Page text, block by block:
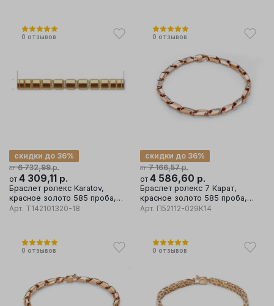
0 отзывов
от 6 732,99р.
скидки до 36%
от 4 309,11 р.
Браслет ролекс Karatov,
красное золото 585 проба,
вставка фианит
Арт. Т142101320-18
0 отзывов
от 7 166,57р.
скидки до 36%
от 4 586,60 р.
Браслет ролекс 7 Карат,
красное золото 585 проба,
вставка фианит
Арт. П52112-029К14
0 отзывов 0 отзывов